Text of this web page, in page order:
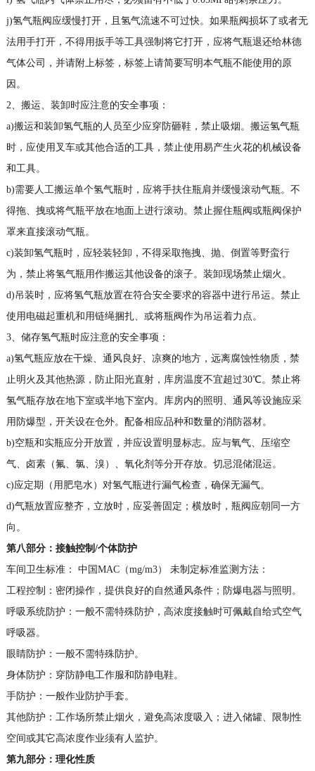
j)氢气瓶阀应缓慢打开，且氢气流速不可过快。如果瓶阀损坏了或者无
法用手打开，不得用扳手等工具强制将它打开，应将气瓶退还给林德
气体公司，并请附上标签，标签上请简要写明本气瓶不能使用的原
因。
2、搬运、装卸时应注意的安全事项：
a)搬运和装卸氢气瓶的人员至少应穿防砸鞋，禁止吸烟。搬运氢气瓶
时，应使用叉车或其他合适的工具，禁止使用易产生火花的机械设备
和工具。
b)需要人工搬运单个氢气瓶时，应将手扶住瓶肩并缓慢滚动气瓶。不
得拖、拽或将气瓶平放在地面上进行滚动。禁止握住瓶阀或瓶阀保护
罩来直接滚动气瓶。
c)装卸氢气瓶时，应轻装轻卸，不得采取拖拽、抛、倒置等野蛮行
为，禁止将氢气瓶用作搬运其他设备的滚子。装卸现场禁止烟火。
d)吊装时，应将氢气瓶放置在符合安全要求的容器中进行吊运。禁止
使用电磁起重机和用链绳捆扎、或将瓶阀作为吊运着力点。
3、储存氢气瓶时应注意的安全事项：
a)氢气瓶应放在干燥、通风良好、凉爽的地方，远离腐蚀性物质，禁
止明火及其他热源，防止阳光直射，库房温度不宜超过30℃。禁止将
氢气瓶存放在地下室或半地下室内。库房内的照明、通风等设施应采
用防爆型，开关设在仓外。配备相应品种和数量的消防器材。
b)空瓶和实瓶应分开放置，并应设置明显标志。应与氧气、压缩空
气、卤素（氟、氯、溴）、氧化剂等分开存放。切忌混储混运。
c)应定期（用肥皂水）对氢气瓶进行漏气检查，确保无漏气。
d)气瓶放置应整齐，立放时，应妥善固定；横放时，瓶阀应朝同一方
向。
第八部分：接触控制 /个体防护
车间卫生标准： 中国MAC（mg/m3） 未制定标准监测方法：
工程控制：密闭操作，提供良好的自然通风条件；防爆电器与照明。
呼吸系统防护：一般不需特殊防护，高浓度接触时可佩戴自给式空气
呼吸器。
眼睛防护：一般不需特殊防护。
身体防护：穿防静电工作服和防静电鞋。
手防护：一般作业防护手套。
其他防护：工作场所禁止烟火，避免高浓度吸入；进入储罐、限制性
空间或其它高浓度作业须有人监护。
第九部分：理化性质